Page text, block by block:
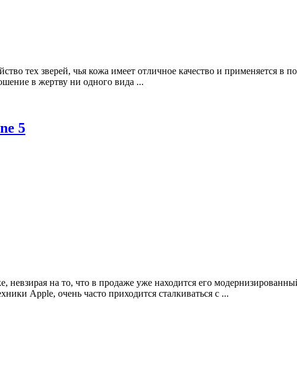
тех зверей, чья кожа имеет отличное качество и применяется в
в жертву ни одного вида ...
5
на то, что в продаже уже находится его
Apple, очень часто приходится сталкиваться с ...